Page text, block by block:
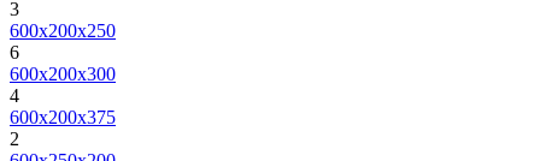
3
600х200х250
6
600х200х300
4
600х200х375
2